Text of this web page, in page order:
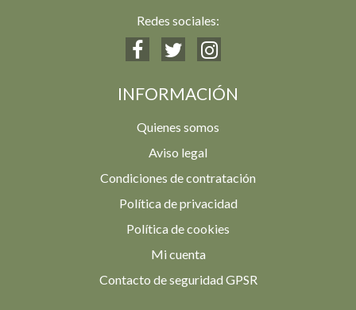
Redes sociales:
INFORMACIÓN
Quienes somos
Aviso legal
Condiciones de contratación
Política de privacidad
Política de cookies
Mi cuenta
Contacto de seguridad GPSR